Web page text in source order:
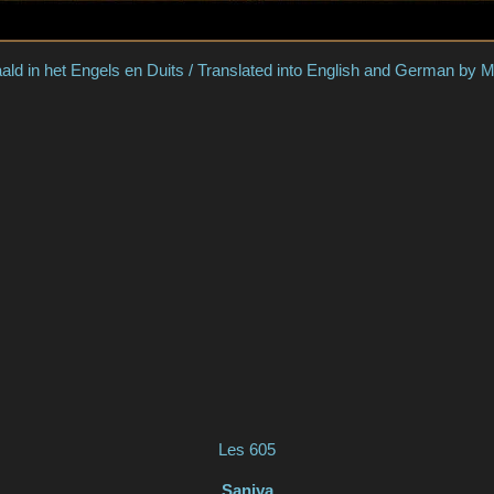
in het Engels en Duits / Translated into English and German by
Les 605
Saniya